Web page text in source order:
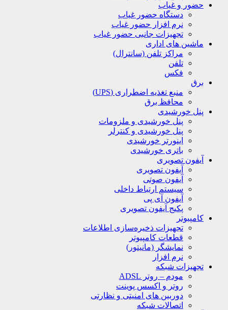
حضور و غیاب
دستگاه حضور غیاب
نرم افزار حضور غیاب
تجهیزات جانبی حضور غیاب
ماشین های اداری
مراکز تلفن (سانترال)
تلفن
فکس
برق
منبع تغذیه اضطراری (UPS)
محافظ برق
پنل خورشیدی
پنل خورشیدی و ملزومات
پنل خورشیدی و کنترلر
اینورتر خورشیدی
باتری خورشیدی
آیفون تصویری
آیفون تصویری
آیفون صوتی
سیستم ارتباط داخلی
آیفون آی پی
پکیج آیفون تصویری
کامپیوتر
تجهیزات ذخیره‌سازی اطلاعات
قطعات کامپیوتر
نمایشگر (مانیتور)
نرم افزار
تجهیزات شبکه
مودم – روتر ADSL
روتر و اکسس پوینت
دوربین های امنیتی و نظارتی
اتصالات شبکه